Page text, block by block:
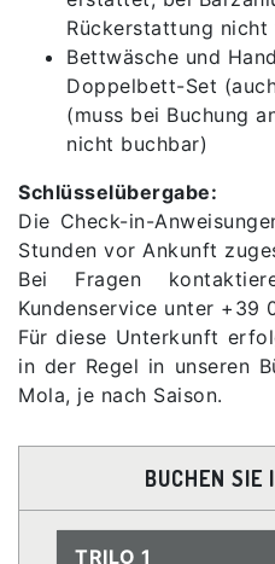
Rückerstattung nicht
Bettwäsche und
Doppelbett-Set
(muss bei Buchung
nicht buchbar)
Schlüsselübergabe:
Die Check-in-
Stunden vor Ankunft
Bei Fragen
Kundenservice unter +39
Für diese Unterkunft
in der Regel in unseren
Mola, je nach Saison.
BUCHEN SIE
TRILO 1